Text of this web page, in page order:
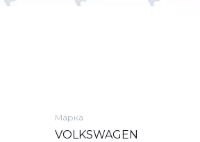
Марка
VOLKSWAGEN